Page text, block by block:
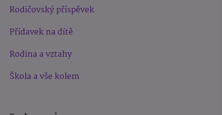
Rodičovský příspěvek
Přídavek na dítě
Rodina a vztahy
Škola a vše kolem